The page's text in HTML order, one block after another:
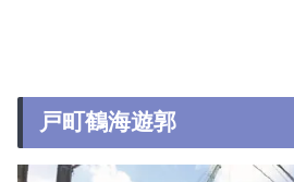
戸町鶴海遊郭